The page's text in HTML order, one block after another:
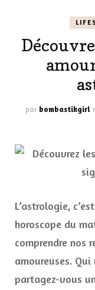
par bombastikgirl
L’astrologie,
horoscope du
comprendre nos
amoureuses.
partagez-vous